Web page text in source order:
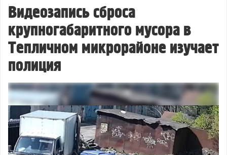
Видеозапись сброса
крупногабаритного мусора в
Тепличном микрорайоне изучает
полиция